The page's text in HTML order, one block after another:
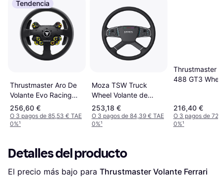
Tendencia
Thrustmaster Aro De
Volante Evo Racing
32r Leather
256,60 €
O 3 pagos de 85,53 € TAE
0%¹
Moza TSW Truck
Wheel Volante de
Carreras
253,18 €
O 3 pagos de 84,39 € TAE
0%¹
Thrustmaster
488 GT3
216,40 €
O 3 pagos de
0%¹
Detalles del producto
El precio más bajo para Thrustmaster Volante Ferrari